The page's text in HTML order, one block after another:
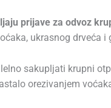
prijave za odvoz
ukrasnog drveća i
sakupljati krupni
orezivanjem